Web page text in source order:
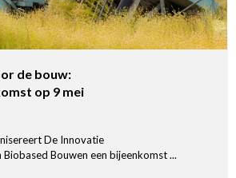
de bouw:
op 9 mei
De Innovatie
Bouwen een bijeenkomst ...